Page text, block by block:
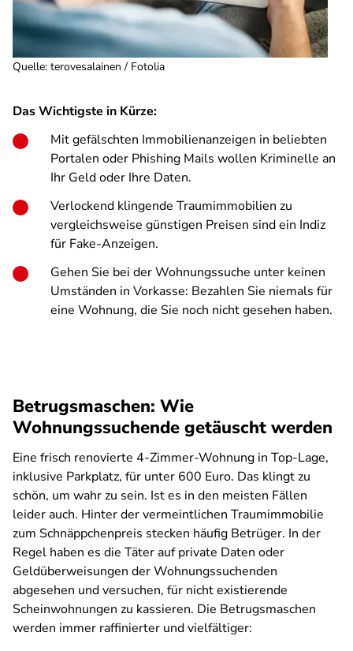
Quelle: terovesalainen / Fotolia
Das Wichtigste in Kürze:
Mit gefälschten Immobilienanzeigen in beliebten
Portalen oder Phishing Mails wollen Kriminelle an
Ihr Geld oder Ihre Daten.
Verlockend klingende Traumimmobilien zu
vergleichsweise günstigen Preisen sind ein Indiz
für Fake-Anzeigen.
Gehen Sie bei der Wohnungssuche unter keinen
Umständen in Vorkasse: Bezahlen Sie niemals für
eine Wohnung, die Sie noch nicht gesehen haben.
Betrugsmaschen: Wie
Wohnungssuchende getäuscht werden
Eine frisch renovierte 4-Zimmer-Wohnung in Top-Lage,
inklusive Parkplatz, für unter 600 Euro. Das klingt zu
schön, um wahr zu sein. Ist es in den meisten Fällen
leider auch. Hinter der vermeintlichen Traumimmobilie
zum Schnäppchenpreis stecken häufig Betrüger. In der
Regel haben es die Täter auf private Daten oder
Geldüberweisungen der Wohnungssuchenden
abgesehen und versuchen, für nicht existierende
Scheinwohnungen zu kassieren. Die Betrugsmaschen
werden immer raffinierter und vielfältiger: